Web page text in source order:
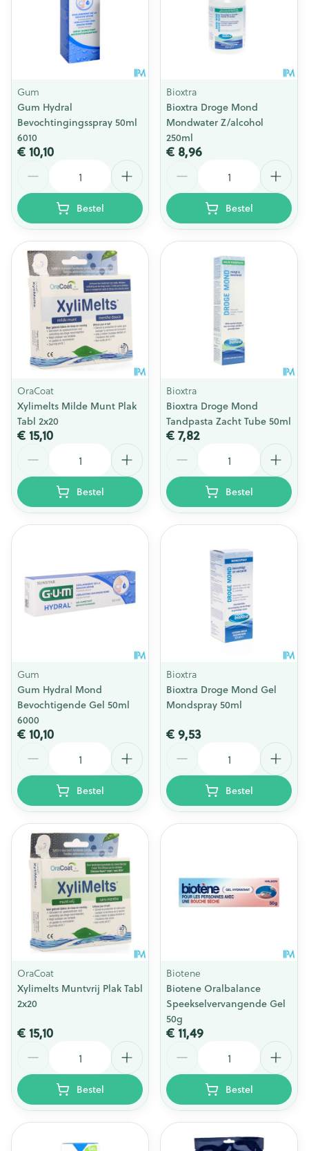
Gum
Gum Hydral
Bevochtingingsspray 50ml
6010
€ 10,10
Bestel
Bioxtra
Bioxtra Droge Mond
Mondwater Z/alcohol
250ml
€ 8,96
Bestel
OraCoat
Xylimelts Milde Munt Plak
Tabl 2x20
€ 15,10
Bestel
Bioxtra
Bioxtra Droge Mond
Tandpasta Zacht Tube 50ml
€ 7,82
Bestel
Gum
Gum Hydral Mond
Bevochtigende Gel 50ml
6000
€ 10,10
Bestel
Bioxtra
Bioxtra Droge Mond Gel
Mondspray 50ml
€ 9,53
Bestel
OraCoat
Xylimelts Muntvrij Plak Tabl
2x20
€ 15,10
Bestel
Biotene
Biotene Oralbalance
Speekselvervangende Gel
50g
€ 11,49
Bestel